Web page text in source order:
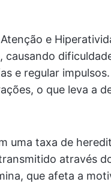
e
e regular
o que leva a
uma taxa de
através
que afeta a